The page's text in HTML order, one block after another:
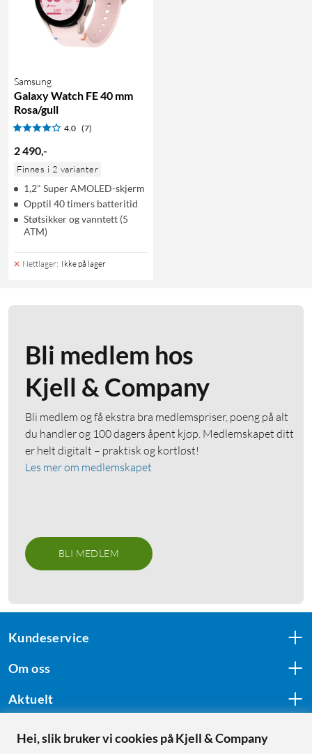
Samsung
Galaxy Watch FE 40 mm
Rosa/gull
4.0 (7)
2 490,-
Finnes i 2 varianter
1,2" Super AMOLED-skjerm
Opptil 40 timers batteritid
Støtsikker og vanntett (5
ATM)
Nettlager: Ikke på lager
Bli medlem hos
Kjell & Company
Bli medlem og få ekstra bra medlemspriser, poeng på alt
du handler og 100 dagers åpent kjøp. Medlemskapet ditt
er helt digitalt – praktisk og kortløst!
Les mer om medlemskapet
BLI MEDLEM
Kundeservice
Om oss
Aktuelt
Følg oss
Hei, slik bruker vi cookies på Kjell & Company